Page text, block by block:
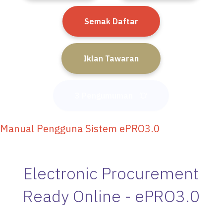
Semak Daftar
Iklan Tawaran
Manual Pengguna Sistem ePRO3.0
Electronic Procurement
Ready Online - ePRO3.0